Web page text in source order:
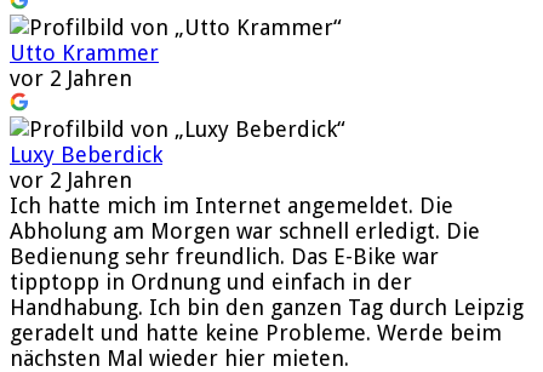
Utto Krammer
vor 2 Jahren
Luxy Beberdick
vor 2 Jahren
Ich hatte mich im Internet angemeldet. Die
Abholung am Morgen war schnell erledigt. Die
Bedienung sehr freundlich. Das E-Bike war
tipptopp in Ordnung und einfach in der
Handhabung. Ich bin den ganzen Tag durch Leipzig
geradelt und hatte keine Probleme. Werde beim
nächsten Mal wieder hier mieten.